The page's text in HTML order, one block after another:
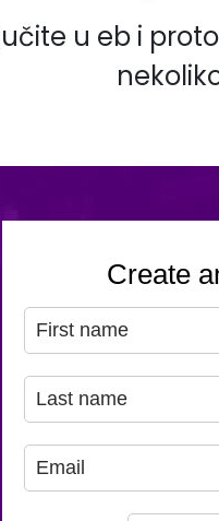
u eb i